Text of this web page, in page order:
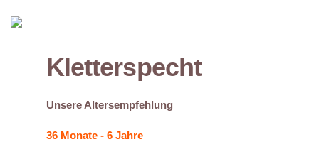
Kletterspecht
Unsere Altersempfehlung
36 Monate - 6 Jahre